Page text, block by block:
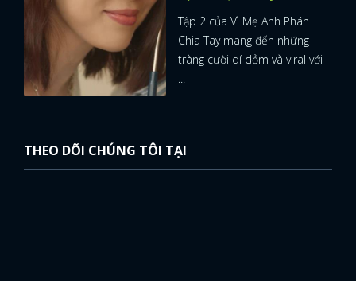
FACEBOOK GOOGLE
Tập 2 của Vì Mẹ Anh Phán
Chia Tay mang đến những
tràng cười dí dỏm và viral với
THEO DÕI CHÚNG TÔI TẠI